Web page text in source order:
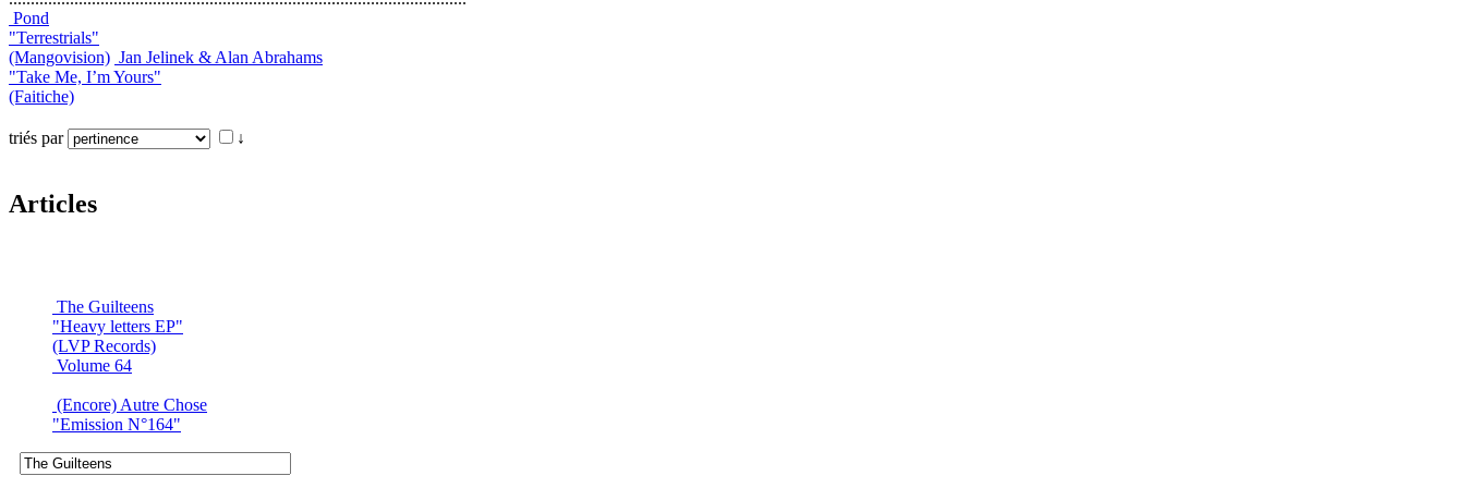
Pond
"Terrestrials"
(Mangovision) Jan Jelinek & Alan Abrahams
"Take Me, I’m Yours"
(Faitiche)
triés par ↓
Articles
The Guilteens
"Heavy letters EP"
(LVP Records)
Volume 64
(Encore) Autre Chose
"Emission N°164"